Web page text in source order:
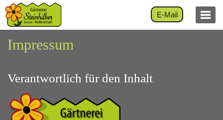
E-Mail
Hochzeitsschmuck
Raumdekoration
Impressum
Verantwortlich für den Inhalt